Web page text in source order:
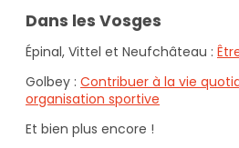
Dans les Vosges
Épinal, Vittel et Neufchâteau :
Golbey : Contribuer à la vie
organisation sportive
Et bien plus encore !